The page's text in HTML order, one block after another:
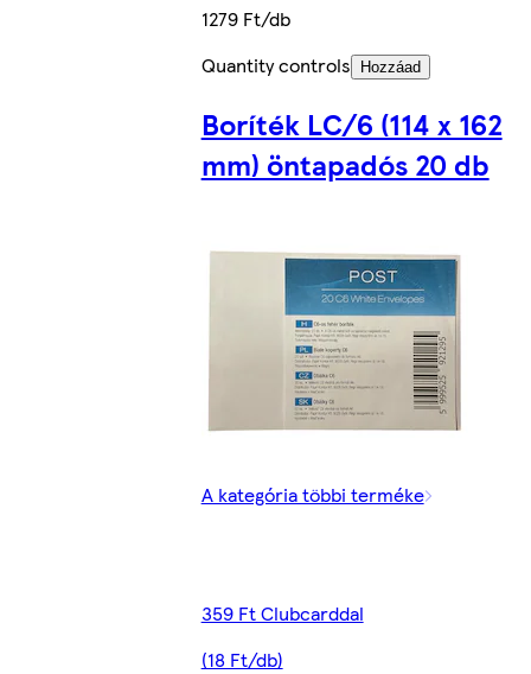
1279 Ft/db
Quantity controls
Hozzáad
Boríték LC/6 (114 x 162
mm) öntapadós 20 db
A kategória többi terméke
359 Ft Clubcarddal
(18 Ft/db)